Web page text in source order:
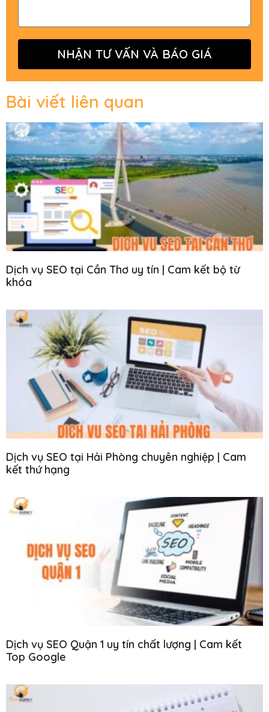
NHẬN TƯ VẤN VÀ BÁO GIÁ
Bài viết liên quan
Dịch vụ SEO tại Cần Thơ uy tín | Cam kết bộ từ
khóa
Dịch vụ SEO tại Hải Phòng chuyên nghiệp | Cam
kết thứ hạng
Dịch vụ SEO Quận 1 uy tín chất lượng | Cam kết
Top Google